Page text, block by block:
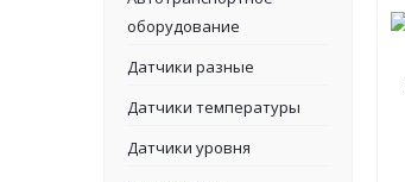
оборудование
Датчики разные
Датчики температуры
Датчики уровня